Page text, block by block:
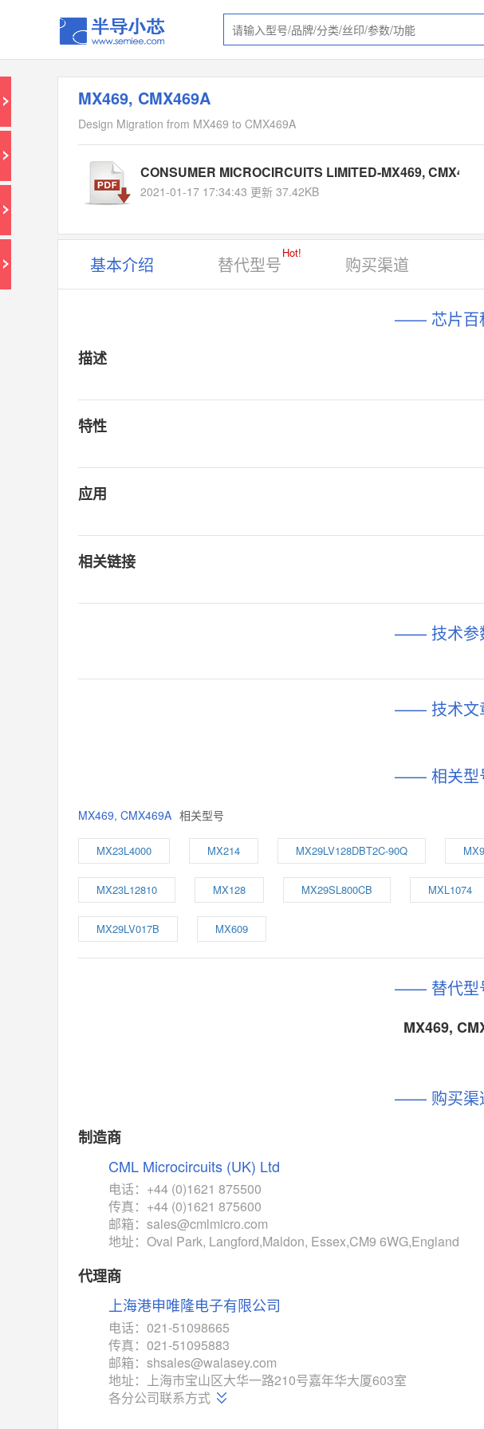
MX469, CMX469A
Design Migration from MX469 to CMX469A
CONSUMER MICROCIRCUITS LIMITED-MX469,
2021-01-17 17:34:43 更新 37.42KB
基本介绍 替代型号
Hot!
购买渠道
—— 芯片
描述
特性
应用
相关链接
—— 技术
—— 技术
—— 相关
MX469, CMX469A 相关型号
MX23L4000 MX214 MX29LV128DBT2C-90Q
MX23L12810 MX128 MX29SL800CB MXL1074
MX29LV017B MX609
—— 替代
MX469,
—— 购买
制造商
CML Microcircuits (UK) Ltd
电话：+44 (0)1621 875500
传真：+44 (0)1621 875600
邮箱：sales@cmlmicro.com
地址：Oval Park, Langford,Maldon, Essex,CM9 6WG,England
代理商
上海港申唯隆电子有限公司
电话：021-51098665
传真：021-51095883
邮箱：shsales@walasey.com
地址：上海市宝山区大华一路210号嘉年华大厦603室
各分公司联系方式